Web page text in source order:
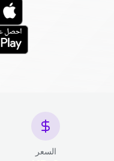
السعر